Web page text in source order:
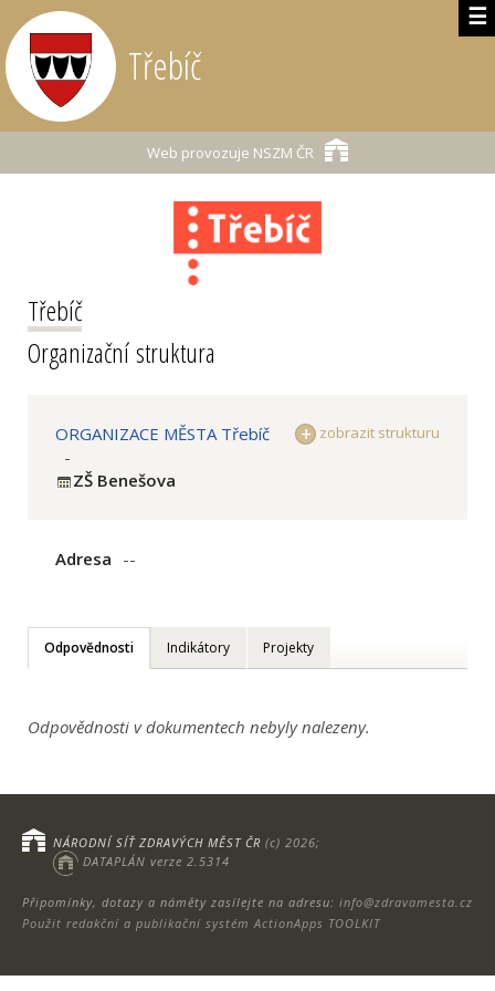
☰
Třebíč
Web provozuje NSZM ČR
Třebíč
Organizační struktura
zobrazit strukturu
ORGANIZACE MĚSTA Třebíč
-
ZŠ Benešova
Adresa --
Odpovědnosti Indikátory Projekty
Odpovědnosti v dokumentech nebyly nalezeny.
Připomínky, dotazy a náměty zasílejte na adresu: info@zdravamesta.cz
Použit redakční a publikační systém ActionApps TOOLKIT
NÁRODNÍ SÍŤ ZDRAVÝCH MĚST ČR (c) 2026;
DATAPLÁN verze 2.5314